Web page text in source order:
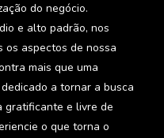
do negócio.
e alto padrão, nos
os aspectos de nossa
mais que uma
a tornar a busca
gratificante e livre de
o que torna o